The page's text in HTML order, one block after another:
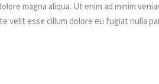
magna aliqua. Ut enim ad minim
velit esse cillum dolore eu fugiat nulla